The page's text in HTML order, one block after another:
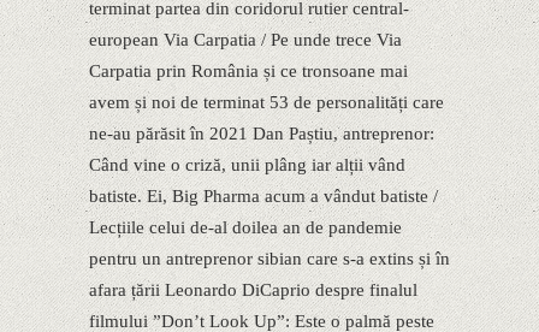
terminat partea din coridorul rutier central-
european Via Carpatia / Pe unde trece Via
Carpatia prin România și ce tronsoane mai
avem și noi de terminat 53 de personalități care
ne-au părăsit în 2021 Dan Paștiu, antreprenor:
Când vine o criză, unii plâng iar alții vând
batiste. Ei, Big Pharma acum a vândut batiste /
Lecțiile celui de-al doilea an de pandemie
pentru un antreprenor sibian care s-a extins și în
afara țării Leonardo DiCaprio despre finalul
filmului ”Donʼt Look Up”: Este o palmă peste